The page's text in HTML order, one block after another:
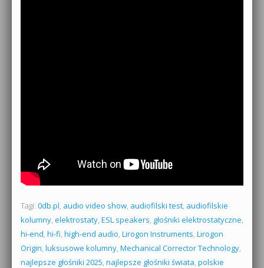
Tagi: 0db.pl, audio video show, audiofilski test, audiofilskie
kolumny, elektrostaty, ESL speakers, głośniki elektrostatyczne,
hi-end, hi-fi, high-end audio, Lirogon Instruments, Lirogon
Origin, luksusowe kolumny, Mechanical Corrector Technology,
najlepsze głośniki 2025, najlepsze głośniki świata, polskie